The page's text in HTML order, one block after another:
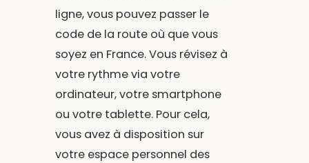
ligne, vous pouvez passer le
code de la route où que vous
soyez en France. Vous révisez à
votre rythme via votre
ordinateur, votre smartphone
ou votre tablette. Pour cela,
vous avez à disposition sur
votre espace personnel des